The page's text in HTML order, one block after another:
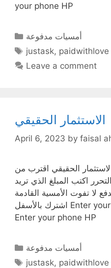
your phone HP
Categories
أمسيات مدفوعة
Tags
justask, paidwithlove
Leave a comment
الاستثمار الحقيقي
April 6, 2023 by faisal
الحقيقي اقترب من
اكتب المبلغ الذي تريد
لا تفوت الأمسية القادمة
اشترك بالأسفل Enter your name Enter your email
Enter your phone HP
Categories
أمسيات مدفوعة
Tags
justask, paidwithlove